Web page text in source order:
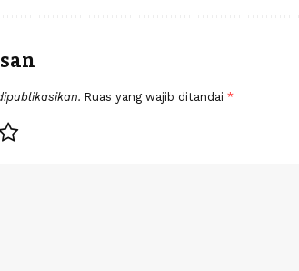
Ruas yang wajib ditandai *